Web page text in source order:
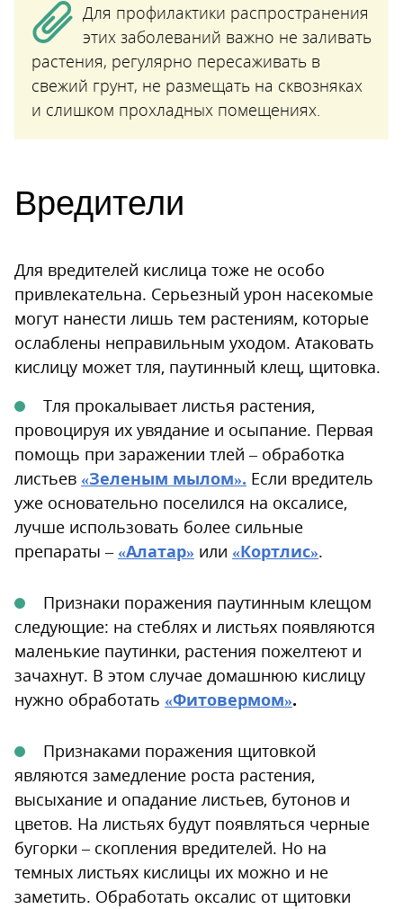
Для профилактики распространения
этих заболеваний важно не заливать
растения, регулярно пересаживать в
свежий грунт, не размещать на сквозняках
и слишком прохладных помещениях.
Вредители
Для вредителей кислица тоже не особо
привлекательна. Серьезный урон насекомые
могут нанести лишь тем растениям, которые
ослаблены неправильным уходом. Атаковать
кислицу может тля, паутинный клещ, щитовка.
Тля прокалывает листья растения,
провоцируя их увядание и осыпание. Первая
помощь при заражении тлей – обработка
листьев «Зеленым мылом». Если вредитель
уже основательно поселился на оксалисе,
лучше использовать более сильные
препараты – «Алатар» или «Кортлис».
Признаки поражения паутинным клещом
следующие: на стеблях и листьях появляются
маленькие паутинки, растения пожелтеют и
зачахнут. В этом случае домашнюю кислицу
нужно обработать «Фитовермом».
Признаками поражения щитовкой
являются замедление роста растения,
высыхание и опадание листьев, бутонов и
цветов. На листьях будут появляться черные
бугорки – скопления вредителей. Но на
темных листьях кислицы их можно и не
заметить. Обработать оксалис от щитовки